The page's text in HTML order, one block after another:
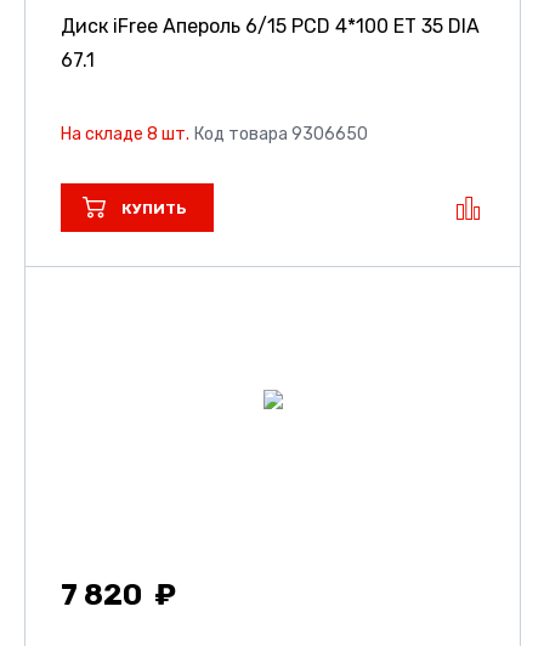
Диск iFree Апероль 6/15 PCD 4*100 ET 35 DIA
67.1
На складе 8 шт. Код товара 9306650
КУПИТЬ
7 820